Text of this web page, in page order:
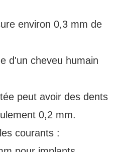
environ 0,3 mm de
d'un cheveu humain
peut avoir des dents
0,2 mm.
courants :